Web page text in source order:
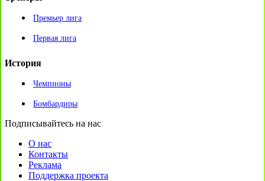
Премьер лига
Первая лига
История
Чемпионы
Бомбардиры
Подписывайтесь на нас
О нас
Контакты
Реклама
Поддержка проекта